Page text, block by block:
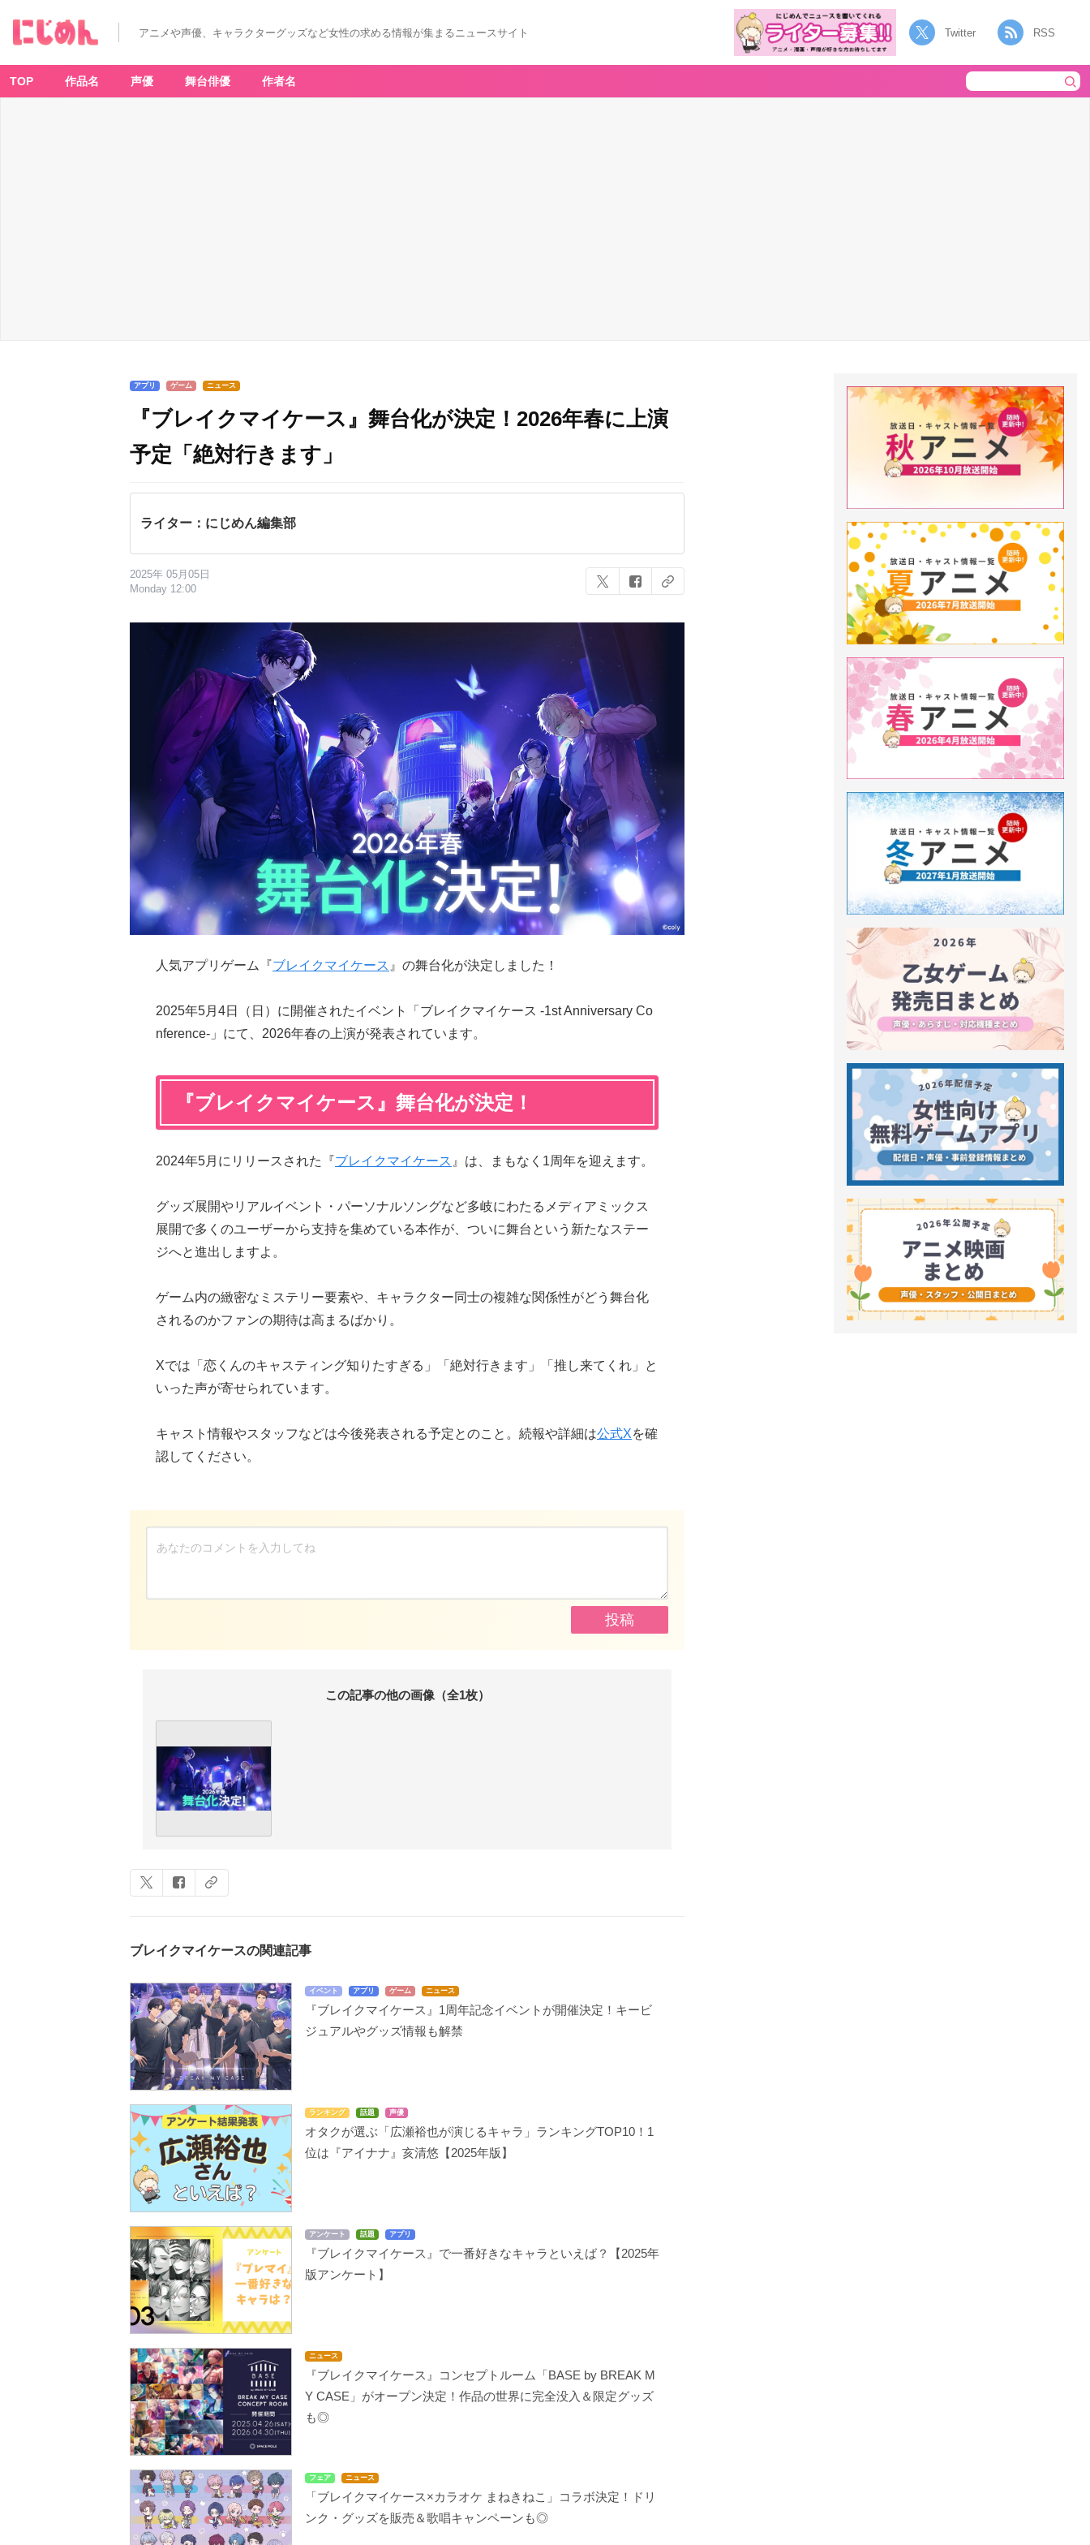
アニメや声優、キャラクターグッズなど女性の求める情報が集まるニュースサイト Twitter RSS
TOP 作品名 声優 舞台俳優 作者名
アプリ ゲーム ニュース
『ブレイクマイケース』舞台化が決定！2026年春に上演
予定「絶対行きます」
ライター：にじめん編集部
2025年 05月05日
Monday 12:00
人気アプリゲーム『ブレイクマイケース 』の舞台化が決定しました！
2025年5月4日（日）に開催されたイベント「ブレイクマイケース -1st Anniversary Co
nference-」にて、2026年春の上演が発表されています。
『ブレイクマイケース』舞台化が決定！
2024年5月にリリースされた『ブレイクマイケース 』は、まもなく1周年を迎えます。
グッズ展開やリアルイベント・パーソナルソングなど多岐にわたるメディアミックス
展開で多くのユーザーから支持を集めている本作が、ついに舞台という新たなステー
ジへと進出しますよ。
ゲーム内の緻密なミステリー要素や、キャラクター同士の複雑な関係性がどう舞台化
されるのかファンの期待は高まるばかり。
Xでは「恋くんのキャスティング知りたすぎる」「絶対行きます」「推し来てくれ」と
いった声が寄せられています。
キャスト情報やスタッフなどは今後発表される予定とのこと。続報や詳細は公式Xを確
認してください。
この記事の他の画像（全1枚）
ブレイクマイケースの関連記事
イベント アプリ ゲーム ニュース
『ブレイクマイケース』1周年記念イベントが開催決定！キービ
ジュアルやグッズ情報も解禁
ランキング 話題 声優
オタクが選ぶ「広瀬裕也が演じるキャラ」ランキングTOP10！1
位は『アイナナ』亥清悠【2025年版】
アンケート 話題 アプリ
『ブレイクマイケース』で一番好きなキャラといえば？【2025年
版アンケート】
ニュース
『ブレイクマイケース』コンセプトルーム「BASE by BREAK M
Y CASE」がオープン決定！作品の世界に完全没入＆限定グッズ
も◎
フェア ニュース
「ブレイクマイケース×カラオケ まねきねこ」コラボ決定！ドリ
ンク・グッズを販売＆歌唱キャンペーンも◎